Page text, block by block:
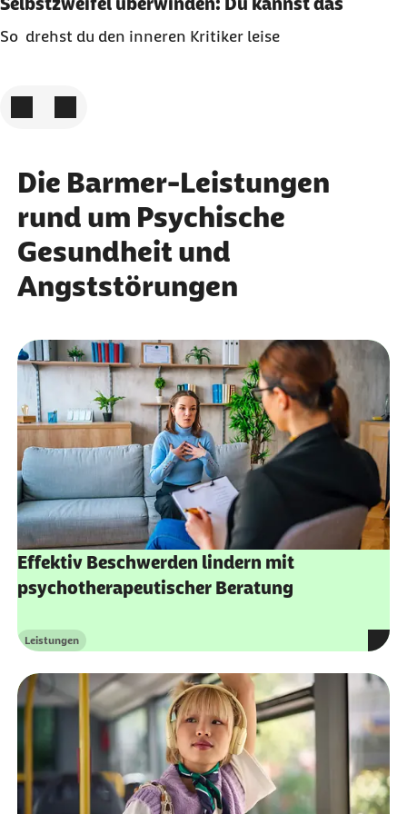
Selbstzweifel überwinden: Du kannst das
So drehst du den inneren Kritiker leise
Die Barmer-Leistungen
rund um Psychische
Gesundheit und
Angststörungen
Effektiv Beschwerden lindern mit
psychotherapeutischer Beratung
Kategorie
Leistungen